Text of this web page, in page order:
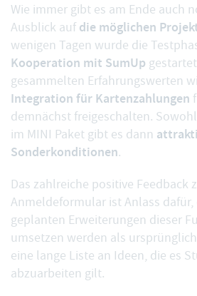
Wie immer gibt es am Ende auch
Ausblick auf die möglichen
wenigen Tagen wurde die
Kooperation mit SumUp
gesammelten Erfahrungswerten
Integration für Kartenzahlungen
demnächst freigeschalten.
im MINI Paket gibt es dann
Sonderkonditionen.
Das zahlreiche positive Feedback
Anmeldeformular ist Anlass
geplanten Erweiterungen dieser
umsetzen werden als
eine lange Liste an Ideen, die es
abzuarbeiten gilt.